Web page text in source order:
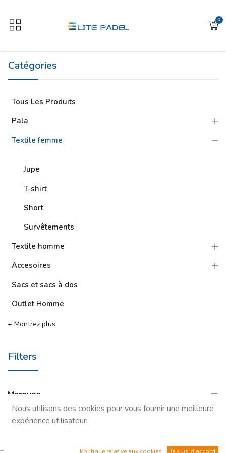
0
Catégories
Tous Les Produits
Pala
Textile femme
Jupe
T-shirt
Short
Survêtements
Textile homme
Accesoires
Sacs et sacs à dos
Outlet Homme
+ Montrez plus
Filters
Marques
Supprimer Filtre
Nous utilisons des cookies pour vous fournir une meilleure
expérience utilisateur.